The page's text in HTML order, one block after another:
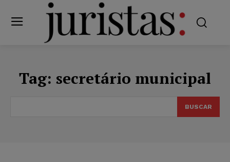
Tag: secretário municipal
BUSCAR